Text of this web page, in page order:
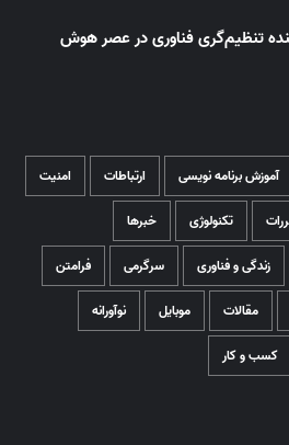
تنظیم‌گری فناوری در عصر هوش
آموزش برنامه نویسی ارتباطات امنیت
تکنولوژی خبرها
زندگی و فناوری سرگرمی فرامتن
مقالات موبایل نوآورانه
کسب و کار